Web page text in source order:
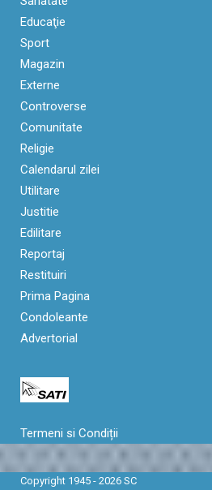
Educaţie
Sport
Magazin
Externe
Controverse
Comunitate
Religie
Calendarul zilei
Utilitare
Justitie
Edilitare
Reportaj
Restituiri
Prima Pagina
Condoleante
Advertorial
Termeni si Condiții
Copyright 1945 - 2026 SC